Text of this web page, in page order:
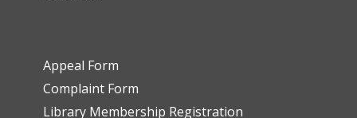
Appeal Form
Complaint Form
Library Membership Registration